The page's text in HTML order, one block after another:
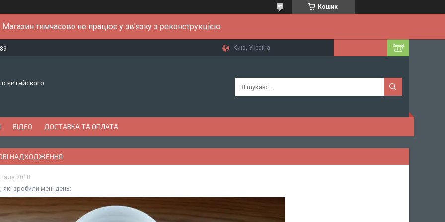
Кошик
Магазин тимчасово не працює у зв'язку з реконструкцією
Київ, Україна
китайского
ВІДЕО ДОСТАВКА ТА ОПЛАТА
НАДХОДЖЕННЯ
2018
які зробили мені день: